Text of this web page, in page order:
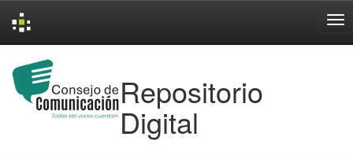
navigation
Repositorio
Digital